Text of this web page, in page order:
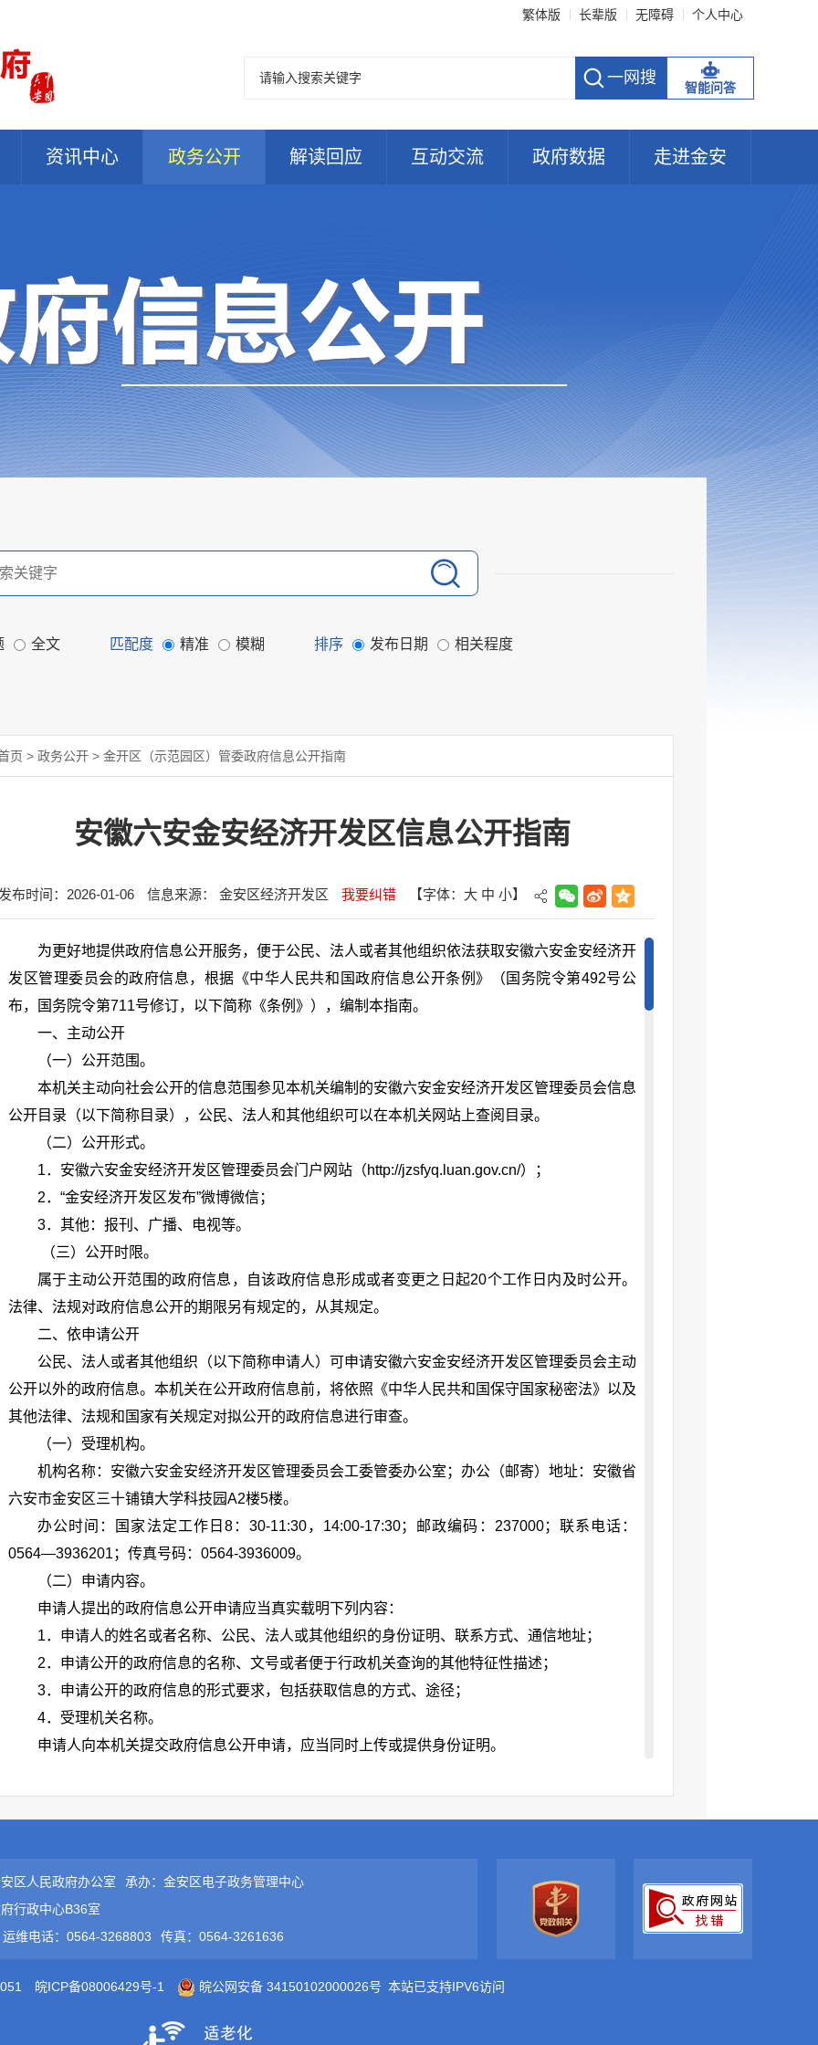
繁体版 长辈版 无障碍 个人中心
智能问答
资讯中心 政务公开 解读回应 互动交流 政府数据 走进金安
全文 匹配度 精准 模糊 排序 发布日期 相关程度
页 > 政务公开 > 金开区（示范园区）管委政府信息公开指南
安徽六安金安经济开发区信息公开指南
布时间：2026-01-06 信息来源： 金安区经济开发区 我要纠错 【字体： 大 中 小】
为更好地提供政府信息公开服务，便于公民、法人或者其他组织依法获取安徽六安金安经济开
发区管理委员会的政府信息，根据《中华人民共和国政府信息公开条例》（国务院令第492号公
布，国务院令第711号修订，以下简称《条例》），编制本指南。
一、主动公开
（一）公开范围。
本机关主动向社会公开的信息范围参见本机关编制的安徽六安金安经济开发区管理委员会信息
公开目录（以下简称目录），公民、法人和其他组织可以在本机关网站上查阅目录。
（二）公开形式。
1．安徽六安金安经济开发区管理委员会门户网站（http://jzsfyq.luan.gov.cn/）；
2．“金安经济开发区发布”微博微信；
3．其他：报刊、广播、电视等。
（三）公开时限。
属于主动公开范围的政府信息，自该政府信息形成或者变更之日起20个工作日内及时公开。
法律、法规对政府信息公开的期限另有规定的，从其规定。
二、依申请公开
公民、法人或者其他组织（以下简称申请人）可申请安徽六安金安经济开发区管理委员会主动
公开以外的政府信息。本机关在公开政府信息前，将依照《中华人民共和国保守国家秘密法》以及
其他法律、法规和国家有关规定对拟公开的政府信息进行审查。
（一）受理机构。
机构名称：安徽六安金安经济开发区管理委员会工委管委办公室；办公（邮寄）地址：安徽省
六安市金安区三十铺镇大学科技园A2楼5楼。
办公时间：国家法定工作日8：30-11:30，14:00-17:30；邮政编码：237000；联系电话：
0564—3936201；传真号码：0564-3936009。
（二）申请内容。
申请人提出的政府信息公开申请应当真实载明下列内容：
1．申请人的姓名或者名称、公民、法人或其他组织的身份证明、联系方式、通信地址；
2．申请公开的政府信息的名称、文号或者便于行政机关查询的其他特征性描述；
3．申请公开的政府信息的形式要求，包括获取信息的方式、途径；
4．受理机关名称。
申请人向本机关提交政府信息公开申请，应当同时上传或提供身份证明。
申请人填写《政府信息公开申请表》（以下简称申请表），申请表可以在安徽六安金安经济开
1．信函。通过信函提出申请，应填写《政府信息公开申请表》（以下简称《申请表》，可从
安徽六安金安经济开发区管理委员会门户网站“政务公开-依申请公开”栏目下载打印），并在信封正
面显著位置注明“政府信息公开申请”，本机关只接收中国邮政寄件。申请人通过信函方式提出申请
样。通信地址：安徽省六安市金安区三十铺镇大学科技园A2楼5楼；邮政编码：237000。
2．当面提交。通过当面提交的，请提前电话联系确认。
区人民政府办公室
承办：金安区电子政务管理中心
行政中心B36室
运维电话：0564-3268803
传真：0564-3261636
皖ICP备08006429号-1 皖公网安备 34150102000026号 本站已支持IPV6访问